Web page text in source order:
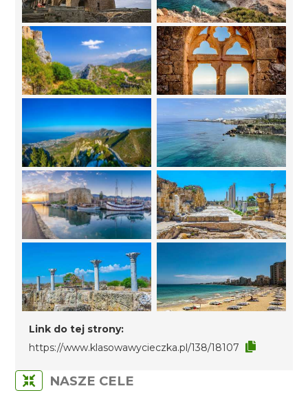
Link do tej strony:
https://www.klasowawycieczka.pl/138/18107
NASZE CELE